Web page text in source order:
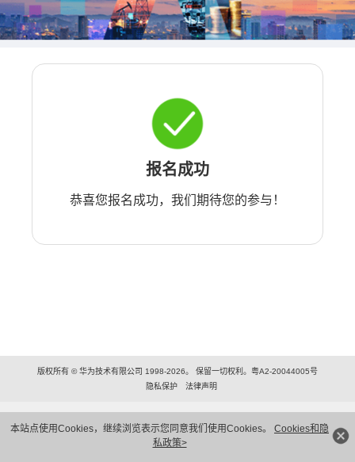
本站点使用Cookies，继续浏览表示您同意我们使用Cookies。 Cookies和隐
私政策>
报名成功
恭喜您报名成功，我们期待您的参与！
版权所有 © 华为技术有限公司 1998-2026。 保留一切权利。粤A2-20044005号
隐私保护
法律声明